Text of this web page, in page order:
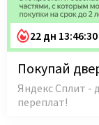
22 дн 13:46:29
Покупай
Яндекс Сплит -
переплат!